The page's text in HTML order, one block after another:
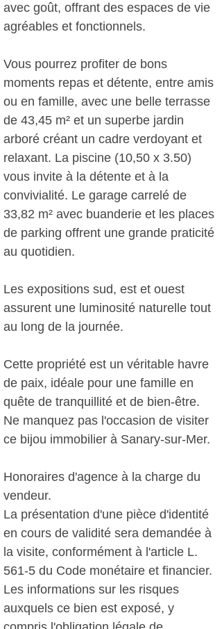
avec goût, offrant des espaces de vie
agréables et fonctionnels.
Vous pourrez profiter de bons
moments repas et détente, entre amis
ou en famille, avec une belle terrasse
de 43,45 m² et un superbe jardin
arboré créant un cadre verdoyant et
relaxant. La piscine (10,50 x 3.50)
vous invite à la détente et à la
convivialité. Le garage carrelé de
33,82 m² avec buanderie et les places
de parking offrent une grande praticité
au quotidien.
Les expositions sud, est et ouest
assurent une luminosité naturelle tout
au long de la journée.
Cette propriété est un véritable havre
de paix, idéale pour une famille en
quête de tranquillité et de bien-être.
Ne manquez pas l'occasion de visiter
ce bijou immobilier à Sanary-sur-Mer.
Honoraires d'agence à la charge du
vendeur.
La présentation d'une pièce d'identité
en cours de validité sera demandée à
la visite, conformément à l'article L.
561-5 du Code monétaire et financier.
Les informations sur les risques
auxquels ce bien est exposé, y